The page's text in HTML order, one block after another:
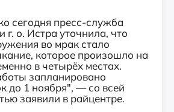
сегодня пресс-служба
г. о. Истра уточнила, что
во мрак стало
которое произошло на
в четырёх местах.
запланировано
до 1 ноября", — со всей
заявили в райцентре.